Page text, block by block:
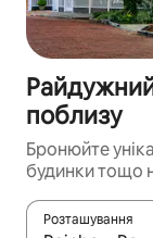
поблизу
Бронюйте
будинки тощо
Розташування